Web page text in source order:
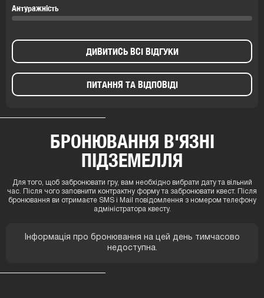
Антуражність
ДИВИТИСЬ ВСІ ВІДГУКИ
ПИТАННЯ ТА ВІДПОВІДІ
БРОНЮВАННЯ В'ЯЗНІ
ПІДЗЕМЕЛЛЯ
Для того, щоб забронювати гру, вам необхідно вибрати дату та вільний
час. Після чого заповнити контрактну форму та забронювати квест. Після
бронювання ви отримаєте SMS і Mail повідомлення з номером телефону
адміністратора квесту.
Інформація про бронювання на цей день тимчасово
недоступна.